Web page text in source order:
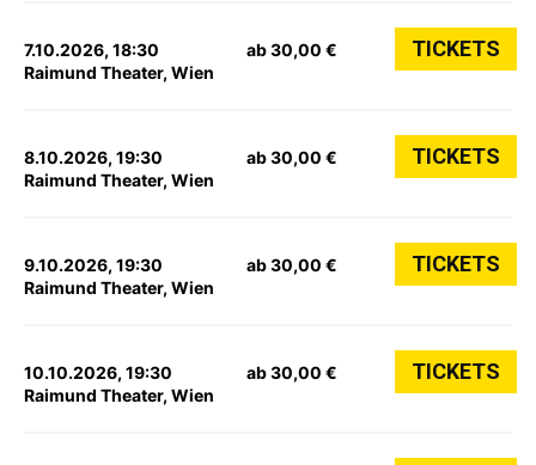
7.10.2026, 18:30
Raimund Theater, Wien
ab 30,00 € TICKETS
8.10.2026, 19:30
Raimund Theater, Wien
ab 30,00 € TICKETS
9.10.2026, 19:30
Raimund Theater, Wien
ab 30,00 € TICKETS
10.10.2026, 19:30
Raimund Theater, Wien
ab 30,00 € TICKETS